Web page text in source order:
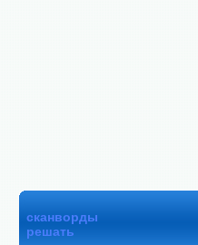
сканворды
решать